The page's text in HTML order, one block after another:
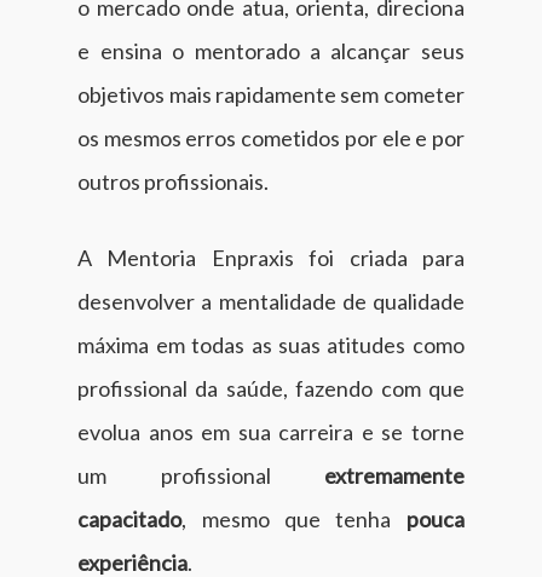
o mercado onde atua, orienta, direciona
e ensina o mentorado a alcançar seus
objetivos mais rapidamente sem cometer
os mesmos erros cometidos por ele e por
outros profissionais.
A Mentoria Enpraxis foi criada para
desenvolver a mentalidade de qualidade
máxima em todas as suas atitudes como
profissional da saúde, fazendo com que
evolua anos em sua carreira e se torne
um profissional extremamente
capacitado, mesmo que tenha pouca
experiência.